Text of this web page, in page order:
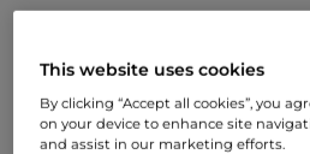
PDF
This website uses cookies
By clicking “Accept all cookies”, you
on your device to enhance site
and assist in our marketing efforts.